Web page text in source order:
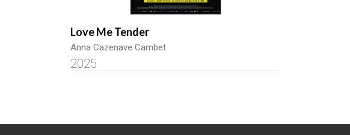
Love Me Tender
Anna Cazenave Cambet
2025